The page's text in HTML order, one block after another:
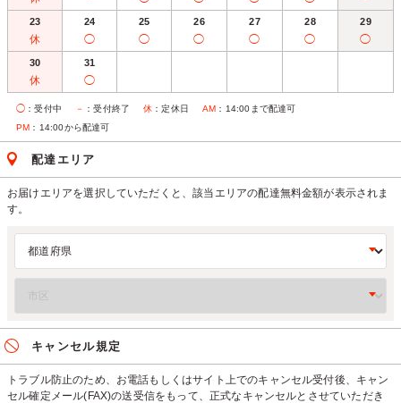
23
休
24
◯
25
◯
26
◯
27
◯
28
◯
29
◯
30
休
31
◯
◯ ：受付中 － ：受付終了 休 ：定休日 AM ：14:00まで配達可
PM ：14:00から配達可
配達エリア
お届けエリアを選択していただくと、該当エリアの配達無料金額が表示されま
す。
キャンセル規定
トラブル防止のため、お電話もしくはサイト上でのキャンセル受付後、キャン
セル確定メール(FAX)の送受信をもって、正式なキャンセルとさせていただき